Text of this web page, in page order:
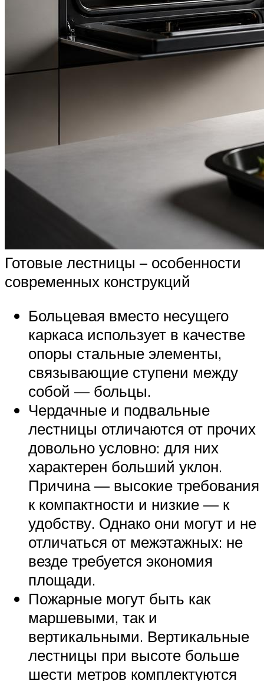
Готовые лестницы – особенности
современных конструкций
Больцевая вместо несущего
каркаса использует в качестве
опоры стальные элементы,
связывающие ступени между
собой — больцы.
Чердачные и подвальные
лестницы отличаются от прочих
довольно условно: для них
характерен больший уклон.
Причина — высокие требования
к компактности и низкие — к
удобству. Однако они могут и не
отличаться от межэтажных: не
везде требуется экономия
площади.
Пожарные могут быть как
маршевыми, так и
вертикальными. Вертикальные
лестницы при высоте больше
шести метров комплектуются